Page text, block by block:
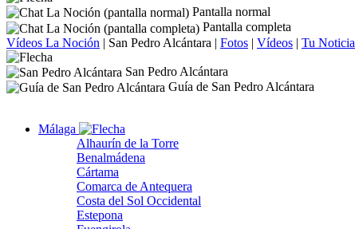
Pantalla normal
Pantalla completa
Vídeos La Noción | San Pedro Alcántara | Fotos | Vídeos | Tu Noticia
San Pedro Alcántara
Guía de San Pedro Alcántara
Málaga
Alhaurín de la Torre
Benalmádena
Cártama
Comarca de Antequera
Costa del Sol Occidental
Estepona